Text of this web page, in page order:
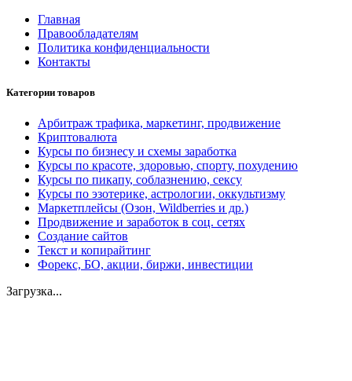
Главная
Правообладателям
Политика конфиденциальности
Контакты
Категории товаров
Арбитраж трафика, маркетинг, продвижение
Криптовалюта
Курсы по бизнесу и схемы заработка
Курсы по красоте, здоровью, спорту, похудению
Курсы по пикапу, соблазнению, сексу
Курсы по эзотерике, астрологии, оккультизму
Маркетплейсы (Озон, Wildberries и др.)
Продвижение и заработок в соц. сетях
Создание сайтов
Текст и копирайтинг
Форекс, БО, акции, биржи, инвестиции
Загрузка...